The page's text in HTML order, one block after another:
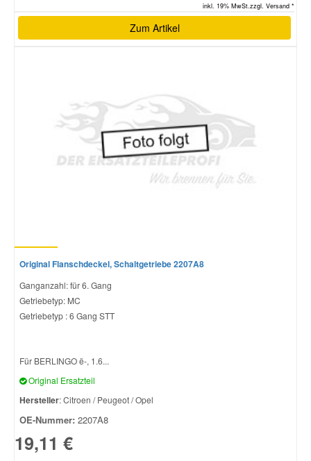
inkl. 19% MwSt.zzgl. Versand *
Zum Artikel
Original Flanschdeckel, Schaltgetriebe 2207A8
Ganganzahl: für 6. Gang
Getriebetyp: MC
Getriebetyp : 6 Gang STT
Für BERLINGO ë-, 1.6...
Original Ersatzteil
Hersteller: Citroen / Peugeot / Opel
OE-Nummer: 2207A8
19,11 €